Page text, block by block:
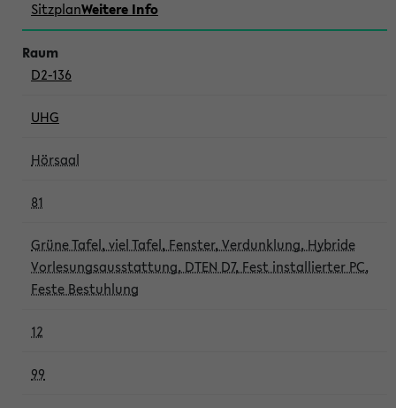
SitzplanWeitere Info
D2-136
UHG
Hörsaal
81
Grüne Tafel, viel Tafel, Fenster, Verdunklung, Hybride
Vorlesungsausstattung, DTEN D7, Fest installierter PC,
Feste Bestuhlung
12
99